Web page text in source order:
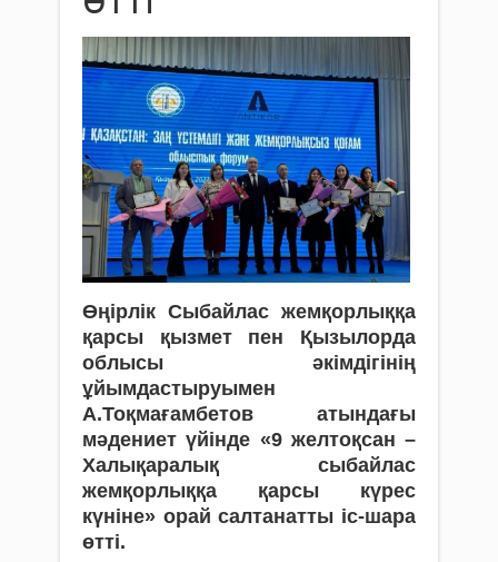
Өңірлік Сыбайлас жемқорлыққа
қарсы қызмет пен Қызылорда
облысы әкімдігінің
ұйымдастыруымен
А.Тоқмағамбетов атындағы
мәдениет үйінде «9 желтоқсан –
Халықаралық сыбайлас
жемқорлыққа қарсы күрес
күніне» орай салтанатты іс-шара
өтті.